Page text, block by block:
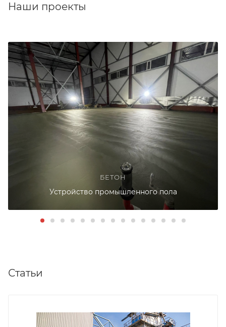
Наши проекты
БЕТОН
Устройство промышленного пола
Статьи